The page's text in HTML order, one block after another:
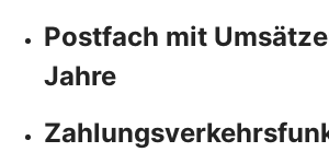
Postfach mit
Jahre